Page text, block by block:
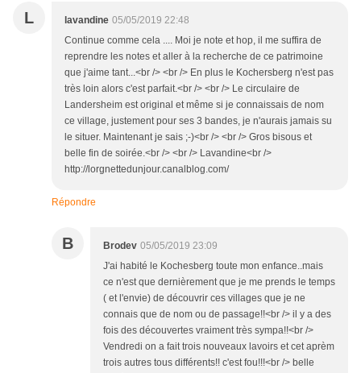
L lavandine 05/05/2019 22:48
Continue comme cela .... Moi je note et hop, il me suffira de
reprendre les notes et aller à la recherche de ce patrimoine
que j'aime tant...<br /> <br /> En plus le Kochersberg n'est pas
très loin alors c'est parfait.<br /> <br /> Le circulaire de
Landersheim est original et même si je connaissais de nom
ce village, justement pour ses 3 bandes, je n'aurais jamais su
le situer. Maintenant je sais ;-)<br /> <br /> Gros bisous et
belle fin de soirée.<br /> <br /> Lavandine<br />
http://lorgnettedunjour.canalblog.com/
Répondre
B Brodev 05/05/2019 23:09
J'ai habité le Kochesberg toute mon enfance..mais
ce n'est que dernièrement que je me prends le temps
( et l'envie) de découvrir ces villages que je ne
connais que de nom ou de passage!!<br /> il y a des
fois des découvertes vraiment très sympa!!<br />
Vendredi on a fait trois nouveaux lavoirs et cet aprèm
trois autres tous différents!! c'est fou!!!<br /> belle